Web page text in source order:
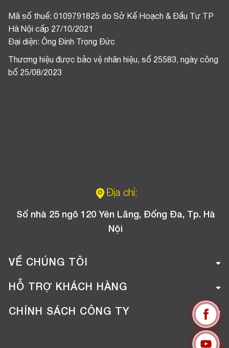
Mã số thuế: 0109791825 do Sở Kế Hoạch & Đầu Tư TP
Hà Nội cấp 27/10/2021
Đại diện: Ông Đinh Trọng Đức
Thương hiệu được bảo vệ nhãn hiệu, số 25583, ngày công
bố 25/08/2023
Địa chỉ:
Số nhà 25 ngõ 120 Yên Lãng, Đống Đa, Tp. Hà
Nội
VỀ CHÚNG TÔI
Giới thiệu công ty
Tuyển dụng
HỖ TRỢ KHÁCH HÀNG
Hướng dẫn mua hàng online
CHÍNH SÁCH CÔNG TY